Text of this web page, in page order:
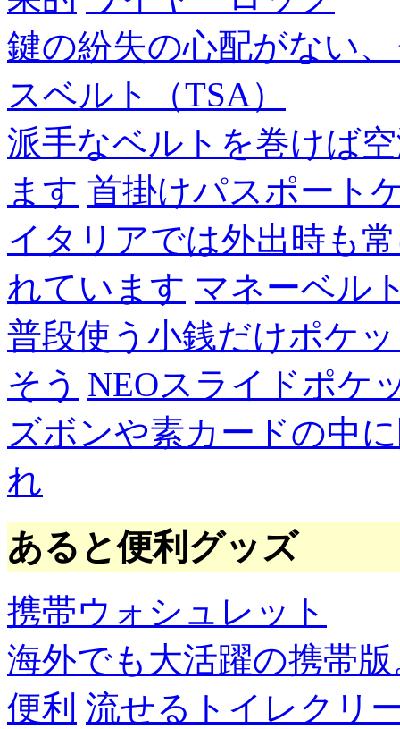
鍵の紛失の心配がない
スベルト（TSA）
派手なベルトを巻けば
ます 首掛けパスポート
イタリアでは外出時も
れています マネーベル
普段使う小銭だけポケ
そう NEOスライドポケ
ズボンや素カードの中
れ
あると便利グッズ
携帯ウォシュレット
海外でも大活躍の携帯
便利 流せるトイレクリ